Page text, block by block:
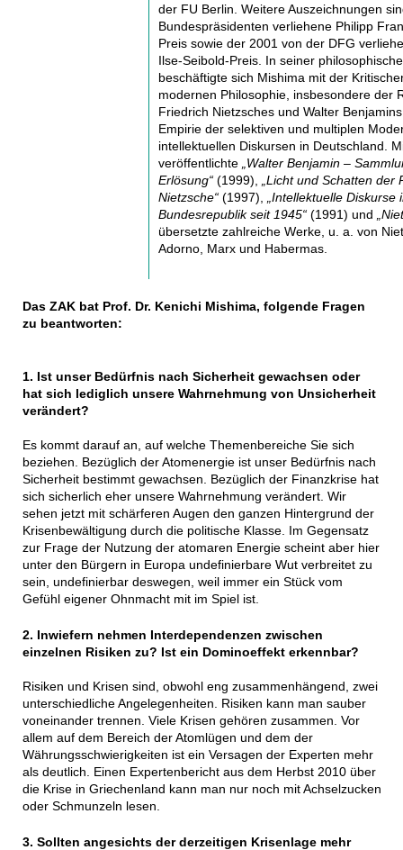
der FU Berlin. Weitere Auszeichnungen
Bundespräsidenten verliehene Philipp
Preis sowie der 2001 von der DFG
Ilse-Seibold-Preis. In seiner
beschäftigte sich Mishima mit der
modernen Philosophie, insbesondere der
Friedrich Nietzsches und Walter
Empirie der selektiven und multiplen
intellektuellen Diskursen in Deutschland.
veröffentlichte
„Walter Benjamin –
Erlösung“(1999),
„Licht und Schatten der
Nietzsche“ (1997),
„Intellektuelle Diskurse
Bundesrepublik seit 1945“(1991) und
übersetzte zahlreiche Werke, u. a. von
Adorno, Marx und Habermas.
Das ZAK bat Prof. Dr. Kenichi Mishima, folgende Fragen
zu beantworten:
1. Ist unser Bedürfnis nach Sicherheit gewachsen oder
hat sich lediglich unsere Wahrnehmung von Unsicherheit
verändert?
Es kommt darauf an, auf welche Themenbereiche Sie sich
beziehen. Bezüglich der Atomenergie ist unser Bedürfnis nach
Sicherheit bestimmt gewachsen. Bezüglich der Finanzkrise hat
sich sicherlich eher unsere Wahrnehmung verändert. Wir
sehen jetzt mit schärferen Augen den ganzen Hintergrund der
Krisenbewältigung durch die politische Klasse. Im Gegensatz
zur Frage der Nutzung der atomaren Energie scheint aber hier
unter den Bürgern in Europa undefinierbare Wut verbreitet zu
sein, undefinierbar deswegen, weil immer ein Stück vom
Gefühl eigener Ohnmacht mit im Spiel ist.
2. Inwiefern nehmen Interdependenzen zwischen
einzelnen Risiken zu? Ist ein Dominoeffekt erkennbar?
Risiken und Krisen sind, obwohl eng zusammenhängend, zwei
unterschiedliche Angelegenheiten. Risiken kann man sauber
voneinander trennen. Viele Krisen gehören zusammen. Vor
allem auf dem Bereich der Atomlügen und dem der
Währungsschwierigkeiten ist ein Versagen der Experten mehr
als deutlich. Einen Expertenbericht aus dem Herbst 2010 über
die Krise in Griechenland kann man nur noch mit Achselzucken
oder Schmunzeln lesen.
3. Sollten angesichts der derzeitigen Krisenlage mehr